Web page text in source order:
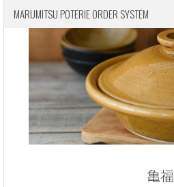
MARUMITSU POTERIE ORDER SYSTEM
亀福